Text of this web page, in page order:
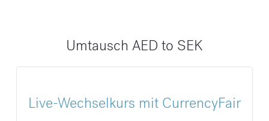
Umtausch AED to SEK
Live-Wechselkurs mit CurrencyFair